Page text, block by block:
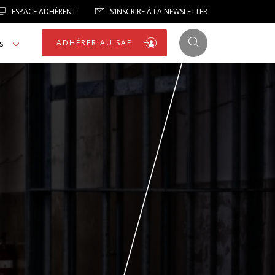
ESPACE ADHÉRENT S’INSCRIRE À LA NEWSLETTER
ADHÉRER AU SAF
NOTRE HOMMAGE